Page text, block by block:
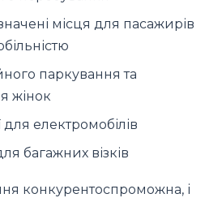
місця для пасажирів
паркування та
жінок
для електромобілів
багажних візків
конкурентоспроможна, і